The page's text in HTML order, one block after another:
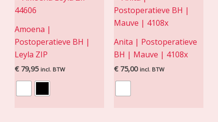
Amoena |
Postoperatieve BH |
Leyla ZIP
€ 79,95 incl. BTW
Anita | Postoperatieve
BH | Mauve | 4108x
€ 75,00 incl. BTW